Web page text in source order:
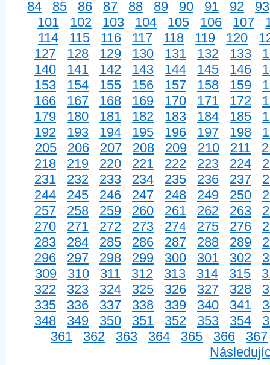
84 85 86 87 88 89 90 91 92
93
101
102 103 104 105 106 107
114
115 116 117 118 119 120
127
128 129 130 131 132 133
140
141 142 143 144 145 146
153
154 155 156 157 158 159
166
167 168 169 170 171 172
179
180 181 182 183 184 185
192
193 194 195 196 197 198
205
206 207 208 209 210 211
218
219 220 221 222 223 224
231
232 233 234 235 236 237
244
245 246 247 248 249 250
257
258 259 260 261 262 263
270
271 272 273 274 275 276
283
284 285 286 287 288 289
296
297 298 299 300 301 302
309
310 311 312 313 314 315
322
323 324 325 326 327 328
335
336 337 338 339 340 341
348
349 350 351 352 353 354
361
362 363 364 365 366
367